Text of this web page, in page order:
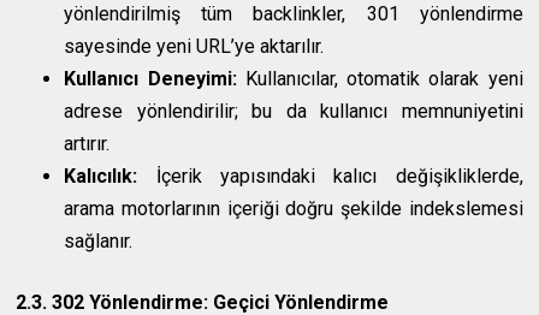
yönlendirilmiş tüm backlinkler, 301 yönlendirme
sayesinde yeni URL’ye aktarılır.
Kullanıcı Deneyimi:Kullanıcılar, otomatik olarak yeni
adrese yönlendirilir; bu da kullanıcı memnuniyetini
artırır.
Kalıcılık: İçerik yapısındaki kalıcı değişikliklerde,
arama motorlarının içeriği doğru şekilde indekslemesi
sağlanır.
2.3. 302 Yönlendirme: Geçici Yönlendirme